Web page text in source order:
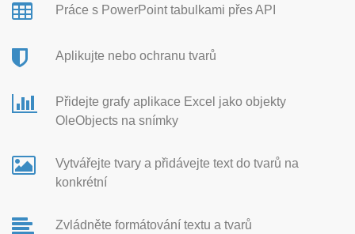
Práce s PowerPoint tabulkami přes API
Aplikujte nebo ochranu tvarů
Přidejte grafy aplikace Excel jako objekty
OleObjects na snímky
Vytvářejte tvary a přidávejte text do tvarů na
konkrétní
Zvládněte formátování textu a tvarů